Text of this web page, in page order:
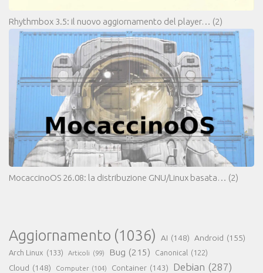
Rhythmbox 3.5: il nuovo aggiornamento del player… (2)
MocaccinoOS 26.08: la distribuzione GNU/Linux basata… (2)
Aggiornamento (1036) AI (148) Android (155)
Arch Linux (133) Articoli (99) Bug (215) Canonical (122)
Cloud (148) Computer (104) Container (143) Debian (287)